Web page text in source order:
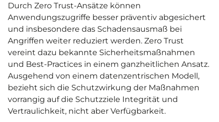
Durch Zero Trust-Ansätze können
Anwendungszugriffe besser präventiv abgesichert
und insbesondere das Schadensausmaß bei
Angriffen weiter reduziert werden. Zero Trust
vereint dazu bekannte Sicherheitsmaßnahmen
und Best-Practices in einem ganzheitlichen Ansatz.
Ausgehend von einem datenzentrischen Modell,
bezieht sich die Schutzwirkung der Maßnahmen
vorrangig auf die Schutzziele Integrität und
Vertraulichkeit, nicht aber Verfügbarkeit.